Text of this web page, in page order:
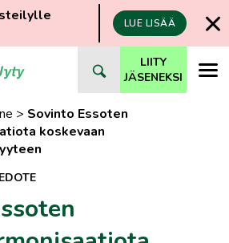
LUE LISÄÄ
LIITY
JÄSENEKSI
> Sovinto Essoten
koskevaan